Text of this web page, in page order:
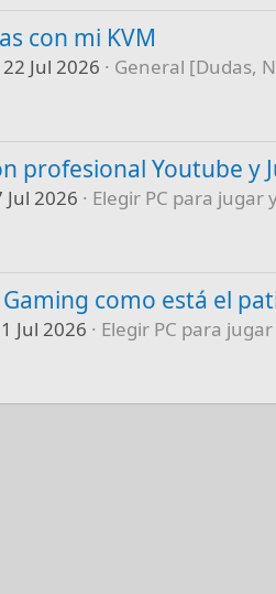
con mi KVM
22 Jul 2026
General [Dudas,
profesional Youtube y
Jul 2026 Elegir PC para jugar
Gaming como está el
Jul 2026 Elegir PC para